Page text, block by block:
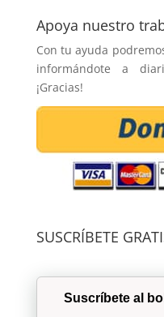
Apoya nuestro
Con tu ayuda
informándote a
¡Gracias!
SUSCRÍBETE
Suscríbete al